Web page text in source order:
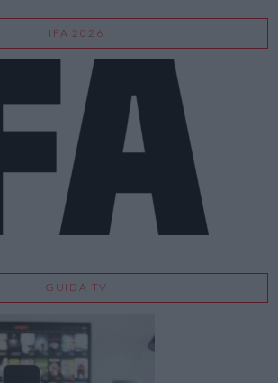
IFA 2026
GUIDA TV